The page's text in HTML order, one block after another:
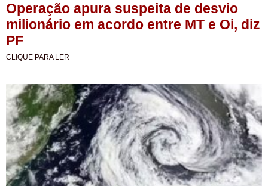
Operação apura suspeita de desvio
milionário em acordo entre MT e Oi, diz
PF
CLIQUE PARA LER